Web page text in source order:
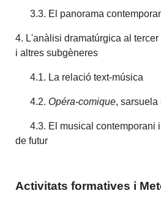
3.3. El panorama
4. L'anàlisi dramatúrgica al tercer
i altres subgèneres
4.1. La relació text-música
4.2. Opéra-comique,
4.3. El musical contemporani i
de futur
Activitats formatives i